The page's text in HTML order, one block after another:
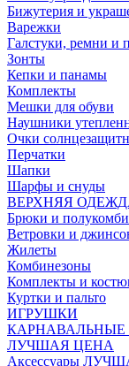
Бижутерия и
Варежки
Галстуки, ремни и
Зонты
Кепки и панамы
Комплекты
Мешки для обуви
Наушники
Очки
Перчатки
Шапки
Шарфы и снуды
ВЕРХНЯЯ
Брюки и
Ветровки и
Жилеты
Комбинезоны
Комплекты и
Куртки и пальто
ИГРУШКИ
ЛУЧШАЯ ЦЕНА
Аксессуары